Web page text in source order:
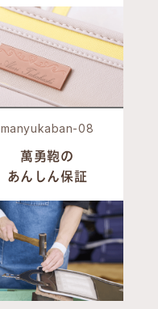
manyukaban-08
萬勇鞄の
あんしん保証